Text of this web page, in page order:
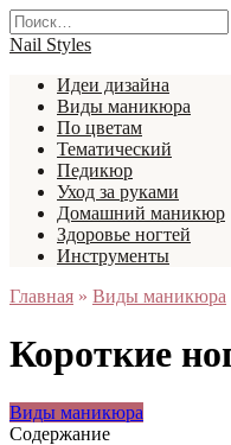
Перейти
к
содержанию
Search
for:
Nail Styles
Идеи дизайна
Виды маникюра
По цветам
Тематический
Педикюр
Уход за руками
Домашний маникюр
Здоровье ногтей
Инструменты
Главная » Виды маникюра
Короткие
Виды маникюра
Содержание